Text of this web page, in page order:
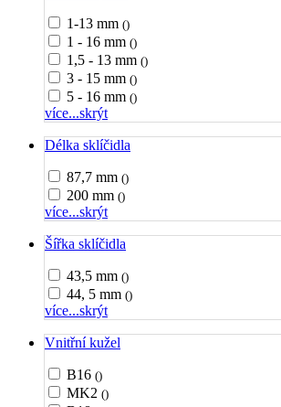
1-13 mm ()
1 - 16 mm ()
1,5 - 13 mm ()
3 - 15 mm ()
5 - 16 mm ()
více...skrýt
Délka sklíčidla
87,7 mm ()
200 mm ()
více...skrýt
Šířka sklíčidla
43,5 mm ()
44, 5 mm ()
více...skrýt
Vnitřní kužel
B16 ()
MK2 ()